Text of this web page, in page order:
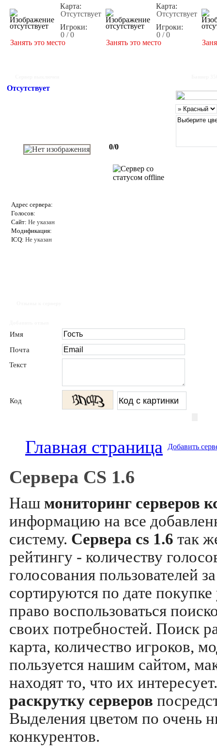
Карта:
Отсутствует
Игроки:
0 / 0
Занять это место
Карта:
Отсутствует
Игроки:
0 / 0
Занять это место
Отсутствует
0/0
Адрес сервера:
Голосов:
Сайт: Не указан
Модификация:
ICQ: Не указан
Имя
Почта
Текст
Код
Главная страница Добавить
Сервера CS 1.6
Наш мониторинг серверов
информацию на все
систему. Сервера cs 1.6 так
рейтингу - количеству
голосования пользователей
сортируются по дате
право воспользоваться
своих потребностей. Поиск
карта, количество игроков,
пользуется нашим сайтом,
находят то, что их
раскрутку серверов
Выделения цветом по очень
конкурентов.